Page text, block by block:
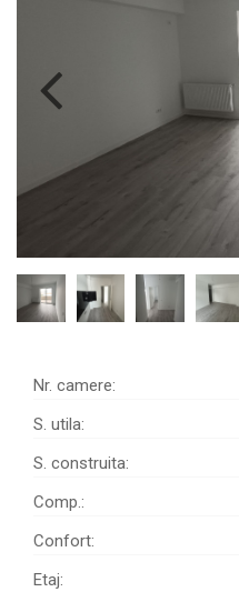
Nr. camere:
S. utila:
S. construita:
Comp.:
Confort:
Etaj: